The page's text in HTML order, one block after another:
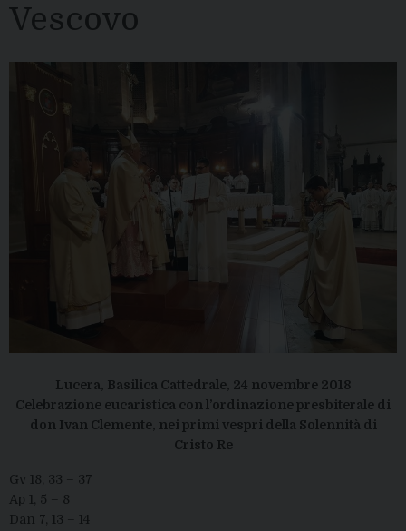
Vescovo
Lucera, Basilica Cattedrale, 24 novembre 2018
Celebrazione eucaristica con l’ordinazione presbiterale di
don Ivan Clemente, nei primi vespri della Solennità di
Cristo Re
Gv 18, 33 – 37
Ap 1, 5 – 8
Dan 7, 13 – 14